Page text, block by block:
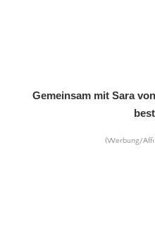
Gemeinsam mit Sara von
(Werbung/